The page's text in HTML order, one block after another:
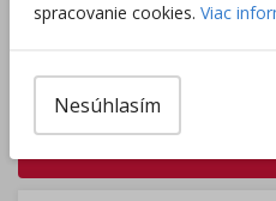
spracovanie cookies. Viac
Nesúhlasím